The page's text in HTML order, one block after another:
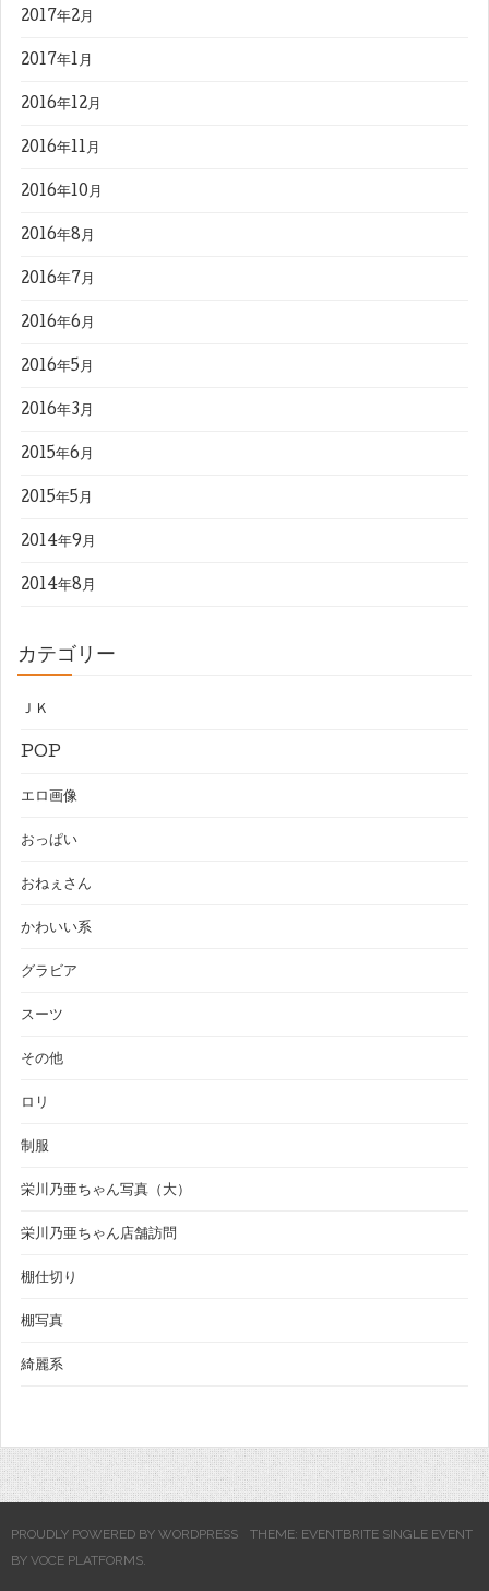
2017年2月
2017年1月
2016年12月
2016年11月
2016年10月
2016年8月
2016年7月
2016年6月
2016年5月
2016年3月
2015年6月
2015年5月
2014年9月
2014年8月
カテゴリー
ＪＫ
POP
エロ画像
おっぱい
おねぇさん
かわいい系
グラビア
スーツ
その他
ロリ
制服
栄川乃亜ちゃん写真（大）
栄川乃亜ちゃん店舗訪問
棚仕切り
棚写真
綺麗系
PROUDLY POWERED BY WORDPRESS
THEME: EVENTBRITE SINGLE EVENT
BY VOCE PLATFORMS.